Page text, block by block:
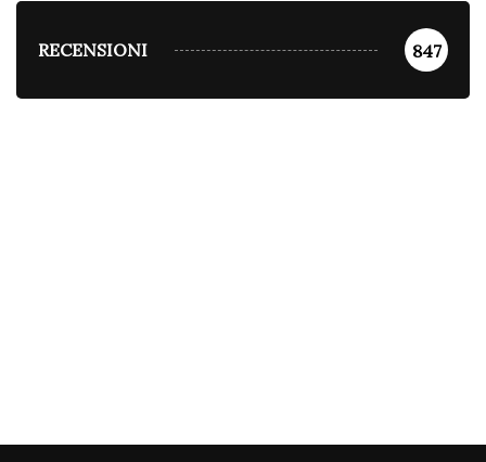
RECENSIONI 847